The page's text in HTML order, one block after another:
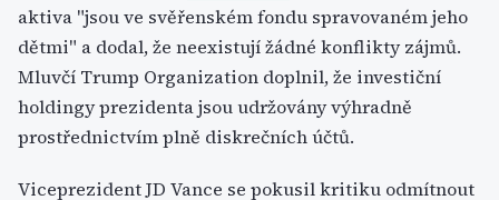
aktiva "jsou ve svěřenském fondu spravovaném jeho
dětmi" a dodal, že neexistují žádné konflikty zájmů.
Mluvčí Trump Organization doplnil, že investiční
holdingy prezidenta jsou udržovány výhradně
prostřednictvím plně diskrečních účtů.
Viceprezident JD Vance se pokusil kritiku odmítnout